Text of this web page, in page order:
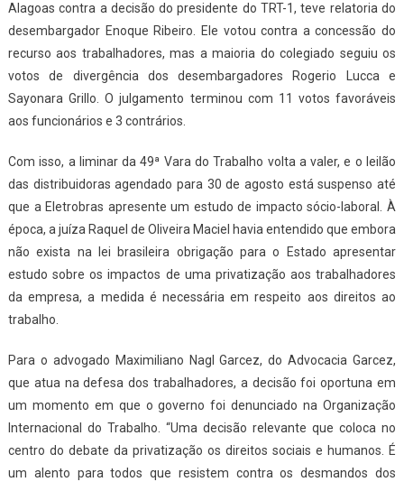
Alagoas contra a decisão do presidente do TRT-1, teve relatoria do
desembargador Enoque Ribeiro. Ele votou contra a concessão do
recurso aos trabalhadores, mas a maioria do colegiado seguiu os
votos de divergência dos desembargadores Rogerio Lucca e
Sayonara Grillo. O julgamento terminou com 11 votos favoráveis
aos funcionários e 3 contrários.
Com isso, a liminar da 49ª Vara do Trabalho volta a valer, e o leilão
das distribuidoras agendado para 30 de agosto está suspenso até
que a Eletrobras apresente um estudo de impacto sócio-laboral. À
época, a juíza Raquel de Oliveira Maciel havia entendido que embora
não exista na lei brasileira obrigação para o Estado apresentar
estudo sobre os impactos de uma privatização aos trabalhadores
da empresa, a medida é necessária em respeito aos direitos ao
trabalho.
Para o advogado Maximiliano Nagl Garcez, do Advocacia Garcez,
que atua na defesa dos trabalhadores, a decisão foi oportuna em
um momento em que o governo foi denunciado na Organização
Internacional do Trabalho. “Uma decisão relevante que coloca no
centro do debate da privatização os direitos sociais e humanos. É
um alento para todos que resistem contra os desmandos dos